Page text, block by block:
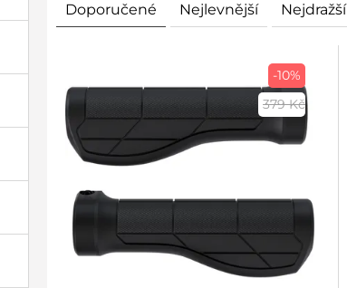
Doporučené Nejlevnější Nejdražší
-10%
379 Kč